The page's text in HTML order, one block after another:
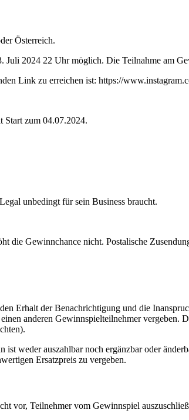
Österreich.
2024 22 Uhr möglich. Die Teilnahme am
Link zu erreichen ist: https://
Start zum 04.07.2024.
unbedingt für sein Business braucht.
die Gewinnchance nicht. Postalische
Erhalt der Benachrichtigung und die
anderen Gewinnspielteilnehmer vergeben.
weder auszahlbar noch ergänzbar oder
Ersatzpreis zu vergeben.
vor, Teilnehmer vom Gewinnspiel